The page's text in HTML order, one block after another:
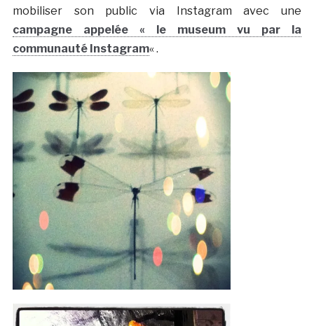
mobiliser son public via Instagram avec une
campagne appelée « le museum vu par la
communauté Instagram« .